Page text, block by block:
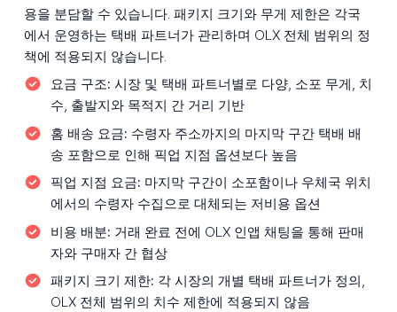
용을 분담할 수 있습니다. 패키지 크기와 무게 제한은 각국
에서 운영하는 택배 파트너가 관리하며 OLX 전체 범위의 정
책에 적용되지 않습니다.
요금 구조: 시장 및 택배 파트너별로 다양, 소포 무게, 치
수, 출발지와 목적지 간 거리 기반
홈 배송 요금: 수령자 주소까지의 마지막 구간 택배 배
송 포함으로 인해 픽업 지점 옵션보다 높음
픽업 지점 요금: 마지막 구간이 소포함이나 우체국 위치
에서의 수령자 수집으로 대체되는 저비용 옵션
비용 배분: 거래 완료 전에 OLX 인앱 채팅을 통해 판매
자와 구매자 간 협상
패키지 크기 제한: 각 시장의 개별 택배 파트너가 정의,
OLX 전체 범위의 치수 제한에 적용되지 않음